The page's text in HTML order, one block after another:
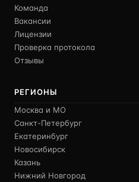
Команда
Вакансии
Лицензии
Проверка протокола
Отзывы
РЕГИОНЫ
Москва и МО
Санкт-Петербург
Екатеринбург
Новосибирск
Казань
Нижний Новгород